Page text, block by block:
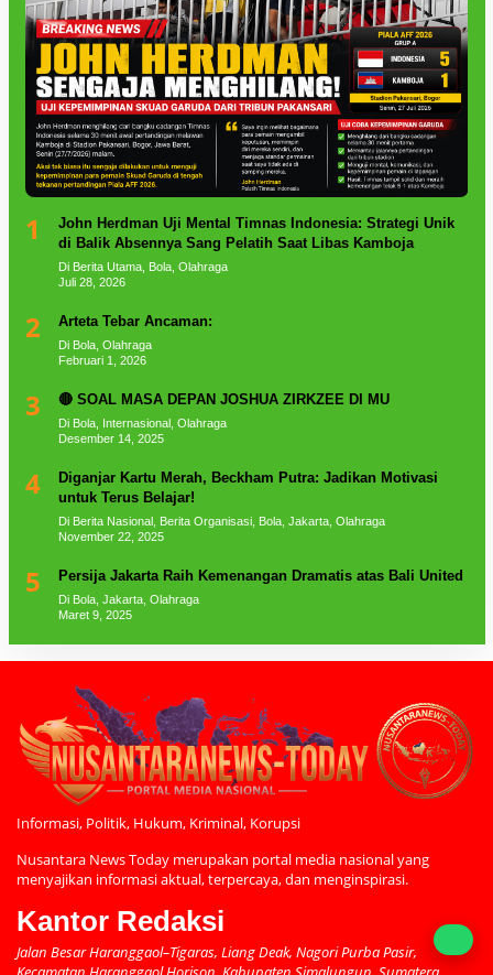
1
John Herdman Uji Mental Timnas Indonesia: Strategi Unik
di Balik Absennya Sang Pelatih Saat Libas Kamboja
Di Berita Utama, Bola, Olahraga
Juli 28, 2026
2 Arteta Tebar Ancaman:
Di Bola, Olahraga
Februari 1, 2026
3 🔴 SOAL MASA DEPAN JOSHUA ZIRKZEE DI MU
Di Bola, Internasional, Olahraga
Desember 14, 2025
4
Diganjar Kartu Merah, Beckham Putra: Jadikan Motivasi
untuk Terus Belajar!
Di Berita Nasional, Berita Organisasi, Bola, Jakarta, Olahraga
November 22, 2025
5 Persija Jakarta Raih Kemenangan Dramatis atas Bali United
Di Bola, Jakarta, Olahraga
Maret 9, 2025
Informasi, Politik, Hukum, Kriminal, Korupsi
Nusantara News Today merupakan portal media nasional yang
menyajikan informasi aktual, terpercaya, dan menginspirasi.
Kantor Redaksi
Jalan Besar Haranggaol–Tigaras, Liang Deak, Nagori Purba Pasir,